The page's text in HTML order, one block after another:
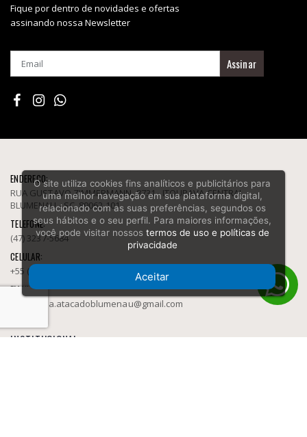
Fique por dentro de novidades e ofertas
assinando nossa Newsletter
Assinar
ENDEREÇO:
RUA GUSTAVO ZIMMERMANN, 8731 - ITOUPAVA CENTRAL
BLUMENAU - SC, 89062-101
TELEFONE:
(47) 3237-5684
CELULAR:
+55 (47) 9146-7362
EMAIL:
socarbura.atacadoblumenau@gmail.com
INSTITUCIONAL
O site utiliza cookies fins analíticos e publicitários para
uma melhor navegação em sua plataforma digital,
relacionado com as suas preferências, segundos os
seus hábitos e o seu perfil. Para maiores informações,
você pode visitar nossos termos de uso e políticas de
privacidade
Aceitar